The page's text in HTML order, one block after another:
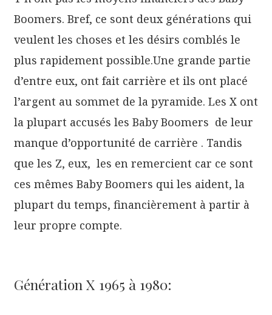
Boomers. Bref, ce sont deux générations qui
veulent les choses et les désirs comblés le
plus rapidement possible.Une grande partie
d’entre eux, ont fait carrière et ils ont placé
l’argent au sommet de la pyramide. Les X ont
la plupart accusés les Baby Boomers de leur
manque d’opportunité de carrière . Tandis
que les Z, eux, les en remercient car ce sont
ces mêmes Baby Boomers qui les aident, la
plupart du temps, financièrement à partir à
leur propre compte.
Génération X 1965 à 1980: